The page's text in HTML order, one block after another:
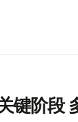
键阶段